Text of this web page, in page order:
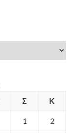
Σ Κ
1 2